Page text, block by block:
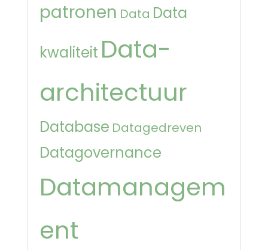
patronen Data Data
kwaliteit Data-
architectuur
Database Datagedreven
Datagovernance
Datamanagem
ent